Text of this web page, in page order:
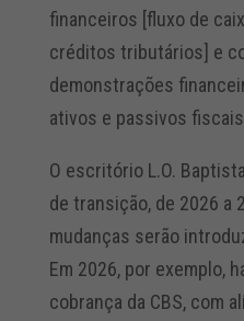
financeiros [fluxo de
créditos tributários] e
demonstrações
ativos e passivos
O escritório L.O.
de transição, de 2026 a
mudanças serão
Em 2026, por exemplo,
cobrança da CBS, com